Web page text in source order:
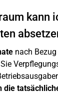
kann
nach
die